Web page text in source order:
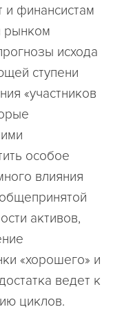
и финансистам
рынком
исхода
ступени
«участников
особое
влияния
активов,
«хорошего» и
ведет к
циклов.